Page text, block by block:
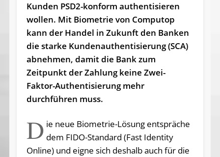
Kunden PSD2-konform authentisieren
wollen. Mit Biometrie von Computop
kann der Handel in Zukunft den Banken
die starke Kundenauthentisierung (SCA)
abnehmen, damit die Bank zum
Zeitpunkt der Zahlung keine Zwei-
Faktor-Authentisierung mehr
durchführen muss.
D ie neue Biometrie-Lösung entspräche
dem FIDO-Standard (Fast Identity
Online) und eigne sich deshalb auch für die